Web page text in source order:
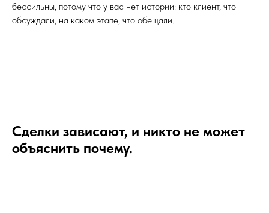
бессильны, потому что у вас нет истории: кто клиент, что
обсуждали, на каком этапе, что обещали.
Сделки зависают, и никто не может
объяснить почему.